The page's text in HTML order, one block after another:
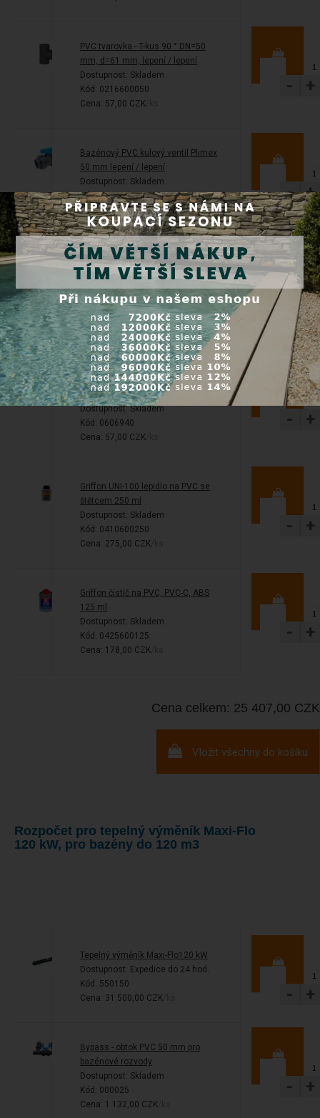
PVC tvarovka - T-kus 90 ° DN=50
mm, d=61 mm, lepení / lepení
Dostupnost: Skladem
Kód: 0216600050
Cena: 57,00 CZK
- +
Bazénový PVC kulový ventil Plimex
50 mm lepení / lepení
Dostupnost: Skladem
Kód: 0112105
Cena: 370,00 CZK/ks
- +
PVC tvarovka - Šroubení 50 x 1 1/2“
ext. mosaz, DN=50 mm x 1 1/2“,
lepení / vnější závit
Dostupnost:Expedice do 24 hod.
Kód: 0247615007
Cena: 1 023,00 CZK/ks
+
PVC Trubková svorka 47-51 mm,
d=47-51 mm
Dostupnost:Skladem
Kód: 0606940
Cena: 57,00 CZK
- +
Griffon UNI-100 lepidlo na PVC se
štětcem 250 ml
Dostupnost: Skladem
Kód: 0410600250
Cena: 275,00 CZK
- +
Griffon čistič na PVC, PVC-C, ABS
125 ml
Dostupnost: Skladem
Kód: 0425600125
Cena: 178,00 CZK
- +
Cena celkem: 25 407,00 CZK
Vložit všechny do košíku
Rozpočet pro tepelný výměník Maxi-Flo
120 kW, pro bazény do 120 m3
Tepelný výměník Maxi-Flo120 kW
Dostupnost: Expedice do 24 hod.
Kód: 550150
Cena: 31 500,00 CZK
- +
Bypass - obtok PVC 50 mm pro
bazénové rozvody
Dostupnost: Skladem
Kód: 000025
Cena: 1 132,00 CZK
- +